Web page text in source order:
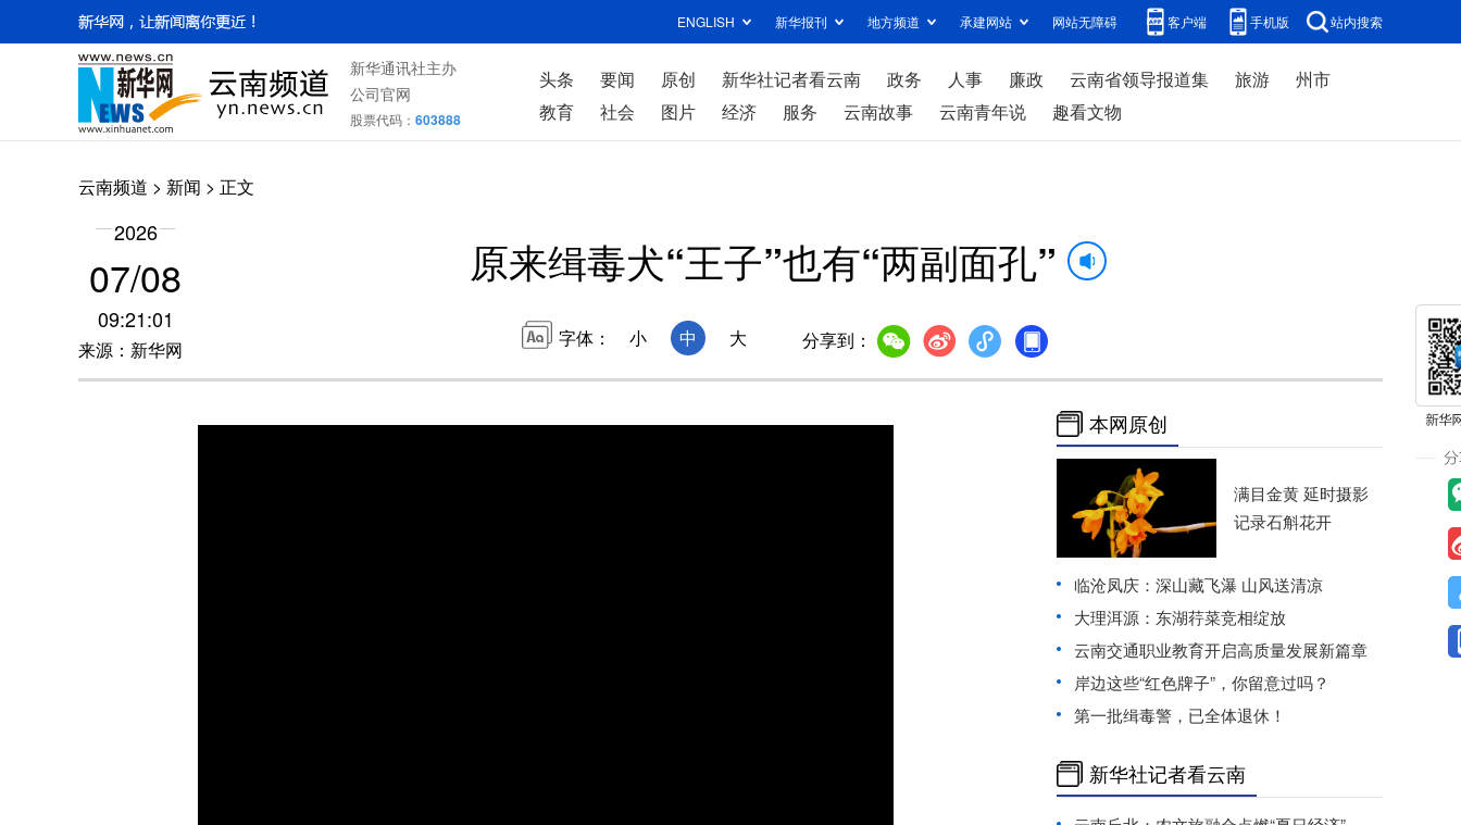
ENGLISH 新华报刊 地方频道 承建网站 网站无障碍 客户端 手机版 站内搜索
新华通讯社主办
公司官网
股票代码： 603888
头条 要闻 原创 新华社记者看云南 政务 人事 廉政 云南省领导报道集 旅游
州市
教育
社会 图片 经济 服务 云南故事 云南青年说 趣看文物
云南频道 > 新闻 > 正文
2026
07/08
09:21:01
来源：新华网
原来缉毒犬“王子”也有“两副面孔”
字体： 小 中 大 分享到：
本网原创
满目金黄 延时摄影
记录石斛花开
临沧凤庆：深山藏飞瀑 山风送清凉
大理洱源：东湖荇菜竞相绽放
云南交通职业教育开启高质量发展新篇章
岸边这些“红色牌子”，你留意过吗？
第一批缉毒警，已全体退休！
新华社记者看云南